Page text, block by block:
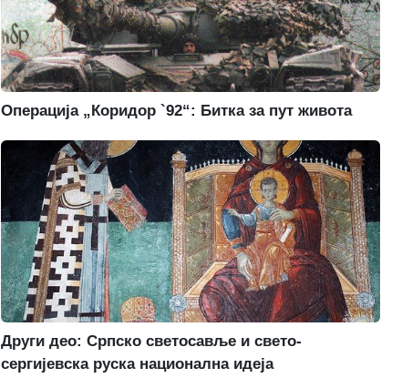
Операција „Коридор `92“: Битка за пут живота
Други део: Српско светосавље и свето-
сергијевска руска национална идеја